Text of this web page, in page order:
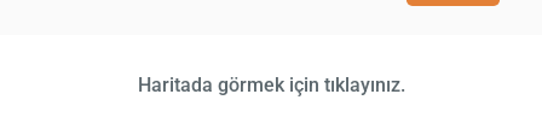
Haritada görmek için tıklayınız.